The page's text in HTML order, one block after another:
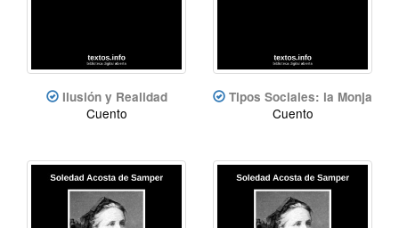
Ilusión y Realidad
Cuento
Tipos Sociales: la Monja
Cuento